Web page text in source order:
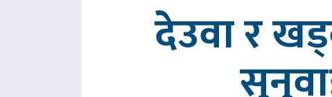
देउवा र